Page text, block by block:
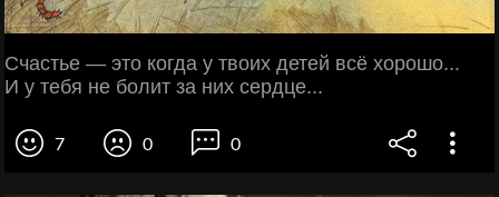
Счастье — это когда у твоих детей всё хорошо...
И у тебя не болит за них сердце...
7 0 0